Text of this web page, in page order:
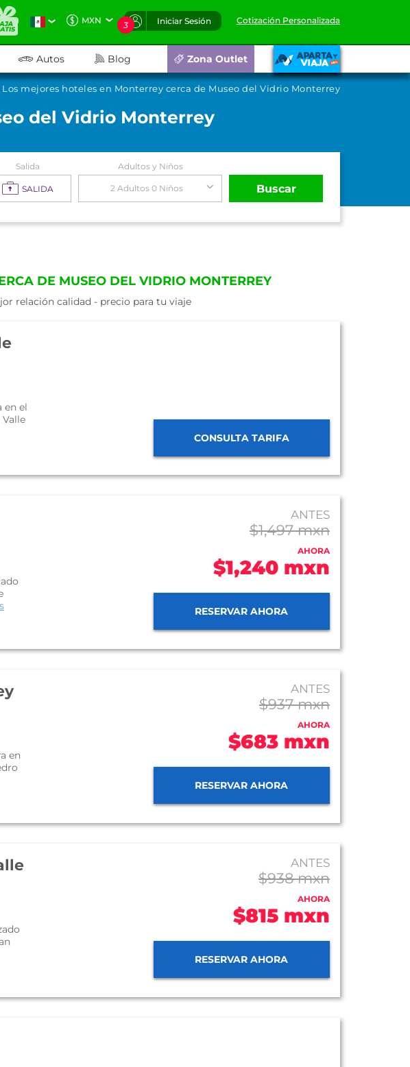
MXN 3 Iniciar Sesión Cotización Personalizada
Autos Blog Zona Outlet
Los mejores hoteles en Monterrey cerca de Museo del Vidrio Monterrey
del Vidrio Monterrey
Salida
SALIDA
Adultos y Niños
2 Adultos 0 Niños Buscar
DE MUSEO DEL VIDRIO MONTERREY
relación calidad - precio para tu viaje
en el
CONSULTA TARIFA
ANTES
$1,497 mxn
AHORA
$1,240 mxn
RESERVAR AHORA
en
ANTES
$937 mxn
AHORA
$683 mxn
RESERVAR AHORA
ANTES
$938 mxn
AHORA
$815 mxn
RESERVAR AHORA